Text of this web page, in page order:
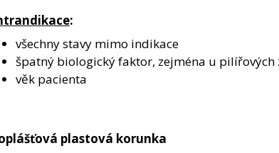
:
všechny stavy mimo indikace
špatný biologický faktor, zejména u pilířových
věk pacienta
plastová korunka